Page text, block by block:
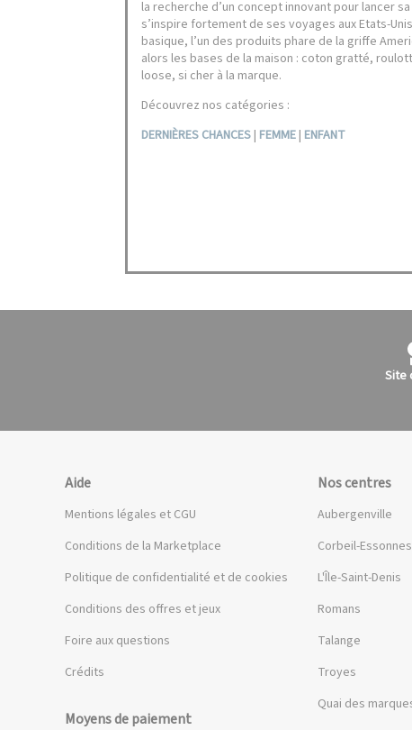
la recherche d’un concept innovant pour lancer
s’inspire fortement de ses voyages aux Etats-
basique, l’un des produits phare de la griffe
alors les bases de la maison : coton gratté,
loose, si cher à la marque.
Découvrez nos catégories :
DERNIÈRES CHANCES | FEMME | ENFANT
Site
Aide
Mentions légales et CGU
Conditions de la Marketplace
Politique de confidentialité et de cookies
Conditions des offres et jeux
Foire aux questions
Crédits
Moyens de paiement
Nos centres
Aubergenville
Corbeil-Essonnes
L'Île-Saint-Denis
Romans
Talange
Troyes
Quai des